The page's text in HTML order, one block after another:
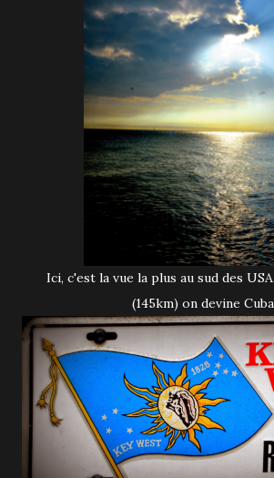
Ici, c'est la vue la plus au sud des
(145km) on devine